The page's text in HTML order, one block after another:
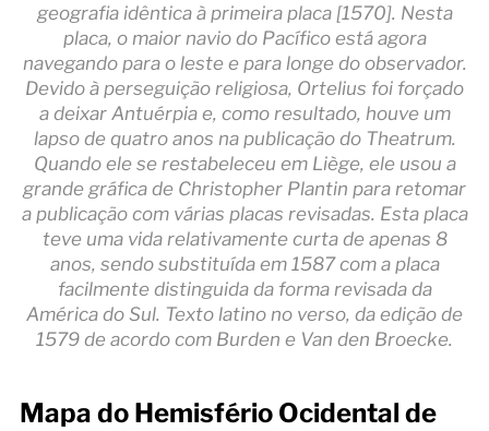
geografia idêntica à primeira placa [1570]. Nesta
placa, o maior navio do Pacífico está agora
navegando para o leste e para longe do observador.
Devido à perseguição religiosa, Ortelius foi forçado
a deixar Antuérpia e, como resultado, houve um
lapso de quatro anos na publicação do Theatrum.
Quando ele se restabeleceu em Liège, ele usou a
grande gráfica de Christopher Plantin para retomar
a publicação com várias placas revisadas. Esta placa
teve uma vida relativamente curta de apenas 8
anos, sendo substituída em 1587 com a placa
facilmente distinguida da forma revisada da
América do Sul. Texto latino no verso, da edição de
1579 de acordo com Burden e Van den Broecke.
Mapa do Hemisfério Ocidental de